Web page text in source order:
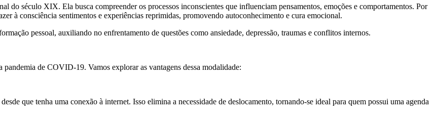
do século XIX. Ela busca compreender os processos inconscientes que influenciam pensamentos, emoções e comportamentos. Por
à consciência sentimentos e experiências reprimidas, promovendo autoconhecimento e cura emocional.
pessoal, auxiliando no enfrentamento de questões como ansiedade, depressão, traumas e conflitos internos.
de COVID-19. Vamos explorar as vantagens dessa modalidade:
que tenha uma conexão à internet. Isso elimina a necessidade de deslocamento, tornando-se ideal para quem possui uma agenda